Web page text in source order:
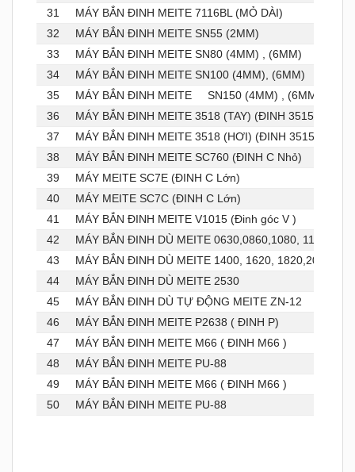
31
MÁY BẮN ĐINH MEITE 7116BL (MỎ DÀI)
32
MÁY BẮN ĐINH MEITE SN55 (2MM)
33
MÁY BẮN ĐINH MEITE SN80 (4MM) , (6MM)
34
MÁY BẮN ĐINH MEITE SN100 (4MM), (6MM)
35
MÁY BẮN ĐINH MEITE SN150 (4MM) , (6MM)
36
MÁY BẮN ĐINH MEITE 3518 (TAY) (ĐINH 3515,3518)
37
MÁY BẮN ĐINH MEITE 3518 (HƠI) (ĐINH 3515,3518)
38
MÁY BẮN ĐINH MEITE SC760 (ĐINH C Nhỏ)
39
MÁY MEITE SC7E (ĐINH C Lớn)
40
MÁY MEITE SC7C (ĐINH C Lớn)
41
MÁY BẮN ĐINH MEITE V1015 (Đinh góc V )
42
MÁY BẮN ĐINH DÙ MEITE 0630,0860,1080, 1170,
43
MÁY BẮN ĐINH DÙ MEITE 1400, 1620, 1820,2030,
44
MÁY BẮN ĐINH DÙ MEITE 2530
45
MÁY BẮN ĐINH DÙ TỰ ĐỘNG MEITE ZN-12
46
MÁY BẮN ĐINH MEITE P2638 ( ĐINH P)
47
MÁY BẮN ĐINH MEITE M66 ( ĐINH M66 )
48
MÁY BẮN ĐINH MEITE PU-88
49
MÁY BẮN ĐINH MEITE M66 ( ĐINH M66 )
50
MÁY BẮN ĐINH MEITE PU-88